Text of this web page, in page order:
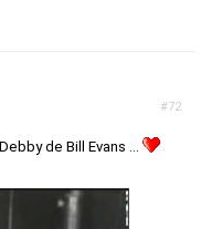
#72
de Bill Evans ...